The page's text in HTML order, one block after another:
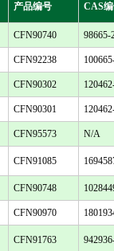
产品编号 CAS
CFN90740 98665-
CFN92238
CFN90302
CFN90301
CFN95573 N/A
CFN91085
CFN90748
CFN90970
CFN91763